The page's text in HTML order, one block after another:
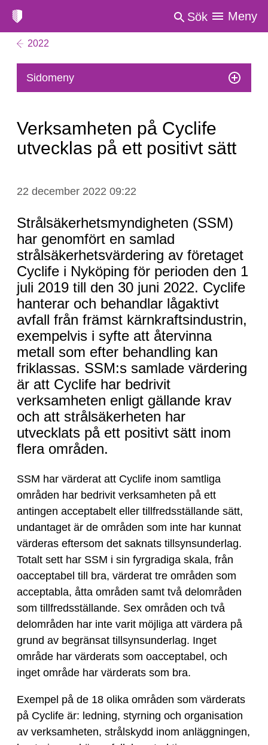
Sök Meny
2022
Sidomeny
Verksamheten på Cyclife
utvecklas på ett positivt sätt
Verksamheten
på
Cyclife
utvecklas
på
ett
positivt
sätt
22 december 2022 09:22
Strålsäkerhetsmyndigheten (SSM)
har genomfört en samlad
strålsäkerhetsvärdering av företaget
Cyclife i Nyköping för perioden den 1
juli 2019 till den 30 juni 2022. Cyclife
hanterar och behandlar lågaktivt
avfall från främst kärnkraftsindustrin,
exempelvis i syfte att återvinna
metall som efter behandling kan
friklassas. SSM:s samlade värdering
är att Cyclife har bedrivit
verksamheten enligt gällande krav
och att strålsäkerheten har
utvecklats på ett positivt sätt inom
flera områden.
SSM har värderat att Cyclife inom samtliga
områden har bedrivit verksamheten på ett
antingen acceptabelt eller tillfredsställande sätt,
undantaget är de områden som inte har kunnat
värderas eftersom det saknats tillsynsunderlag.
Totalt sett har SSM i sin fyrgradiga skala, från
oacceptabel till bra, värderat tre områden som
acceptabla, åtta områden samt två delområden
som tillfredsställande. Sex områden och två
delområden har inte varit möjliga att värdera på
grund av begränsat tillsynsunderlag. Inget
område har värderats som oacceptabel, och
inget område har värderats som bra.
Exempel på de 18 olika områden som värderats
på Cyclife är: ledning, styrning och organisation
av verksamheten, strålskydd inom anläggningen,